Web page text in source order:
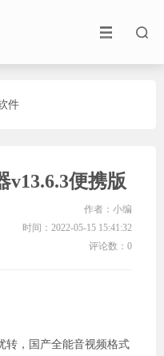
件
v13.6.3便携版
作者：小编
时间：2022-05-15 15:41:32
评论数：0
转，国产全能音视频格式